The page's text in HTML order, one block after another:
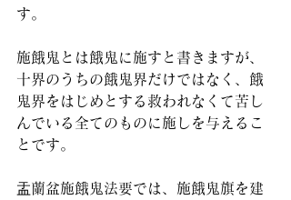
す。
施餓鬼とは餓鬼に施すと書きますが、
十界のうちの餓鬼界だけではなく、餓
鬼界をはじめとする救われなくて苦し
んでいる全てのものに施しを与えるこ
とです。
盂蘭盆施餓鬼法要では、施餓鬼旗を建